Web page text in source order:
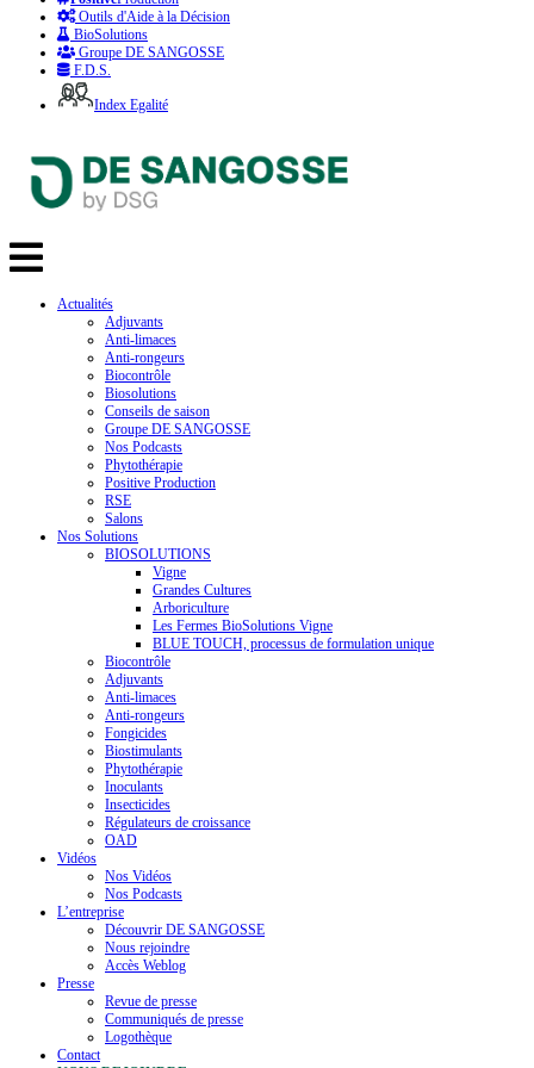
Outils d'Aide à la Décision
BioSolutions
Groupe DE SANGOSSE
F.D.S.
Index Egalité
Actualités
Adjuvants
Anti-limaces
Anti-rongeurs
Biocontrôle
Biosolutions
Conseils de saison
Groupe DE SANGOSSE
Nos Podcasts
Phytothérapie
Positive Production
RSE
Salons
Nos Solutions
BIOSOLUTIONS
Vigne
Grandes Cultures
Arboriculture
Les Fermes BioSolutions Vigne
BLUE TOUCH, processus de formulation unique
Biocontrôle
Adjuvants
Anti-limaces
Anti-rongeurs
Fongicides
Biostimulants
Phytothérapie
Inoculants
Insecticides
Régulateurs de croissance
OAD
Vidéos
Nos Vidéos
Nos Podcasts
L’entreprise
Découvrir DE SANGOSSE
Nous rejoindre
Accès Weblog
Presse
Revue de presse
Communiqués de presse
Logothèque
Contact